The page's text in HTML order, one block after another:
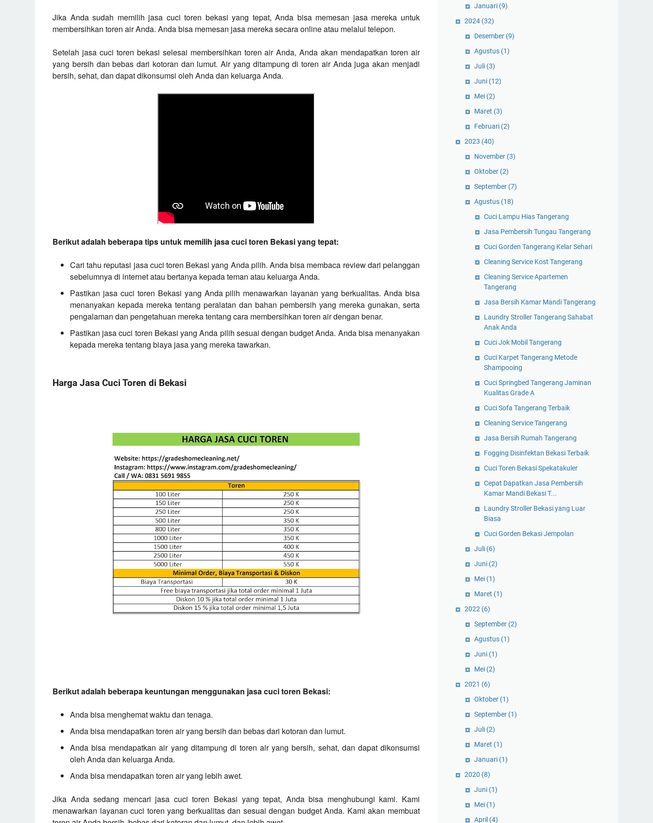
Jika Anda sudah memilih jasa cuci toren bekasi yang tepat, Anda bisa memesan jasa mereka untuk
membersihkan toren air Anda. Anda bisa memesan jasa mereka secara online atau melalui telepon.
Setelah jasa cuci toren bekasi selesai membersihkan toren air Anda, Anda akan mendapatkan toren air
yang bersih dan bebas dari kotoran dan lumut. Air yang ditampung di toren air Anda juga akan menjadi
bersih, sehat, dan dapat dikonsumsi oleh Anda dan keluarga Anda.
Berikut adalah beberapa tips untuk memilih jasa cuci toren Bekasi yang tepat:
Cari tahu reputasi jasa cuci toren Bekasi yang Anda pilih. Anda bisa membaca review dari pelanggan
sebelumnya di internet atau bertanya kepada teman atau keluarga Anda.
Pastikan jasa cuci toren Bekasi yang Anda pilih menawarkan layanan yang berkualitas. Anda bisa
menanyakan kepada mereka tentang peralatan dan bahan pembersih yang mereka gunakan, serta
pengalaman dan pengetahuan mereka tentang cara membersihkan toren air dengan benar.
Pastikan jasa cuci toren Bekasi yang Anda pilih sesuai dengan budget Anda. Anda bisa menanyakan
kepada mereka tentang biaya jasa yang mereka tawarkan.
Harga Jasa Cuci Toren di Bekasi
Berikut adalah beberapa keuntungan menggunakan jasa cuci toren Bekasi:
Anda bisa menghemat waktu dan tenaga.
Anda bisa mendapatkan toren air yang bersih dan bebas dari kotoran dan lumut.
Anda bisa mendapatkan air yang ditampung di toren air yang bersih, sehat, dan dapat dikonsumsi
oleh Anda dan keluarga Anda.
Anda bisa mendapatkan toren air yang lebih awet.
Jika Anda sedang mencari jasa cuci toren Bekasi yang tepat, Anda bisa menghubungi kami. Kami
menawarkan layanan cuci toren yang berkualitas dan sesuai dengan budget Anda. Kami akan membuat
Januari (9)
2024 (32)
Desember (9)
Agustus (1)
Juli (3)
Juni (12)
Mei (2)
Maret (3)
Februari (2)
2023 (40)
November (3)
Oktober (2)
September (7)
Agustus (18)
Cuci Lampu Hias Tangerang
Jasa Pembersih Tungau Tangerang
Cuci Gorden Tangerang Kelar Sehari
Cleaning Service Kost Tangerang
Cleaning Service Apartemen
Tangerang
Jasa Bersih Kamar Mandi Tangerang
Laundry Stroller Tangerang Sahabat
Anak Anda
Cuci Jok Mobil Tangerang
Cuci Karpet Tangerang Metode
Shampooing
Cuci Springbed Tangerang Jaminan
Kualitas Grade A
Cuci Sofa Tangerang Terbaik
Cleaning Service Tangerang
Jasa Bersih Rumah Tangerang
Fogging Disinfektan Bekasi Terbaik
Cuci Toren Bekasi Spekatakuler
Cepat Dapatkan Jasa Pembersih
Kamar Mandi Bekasi T...
Laundry Stroller Bekasi yang Luar
Biasa
Cuci Gorden Bekasi Jempolan
Juli (6)
Juni (2)
Mei (1)
Maret (1)
2022 (6)
September (2)
Agustus (1)
Juni (1)
Mei (2)
2021 (6)
Oktober (1)
September (1)
Juli (2)
Maret (1)
Januari (1)
2020 (8)
Juni (1)
Mei (1)
April (4)